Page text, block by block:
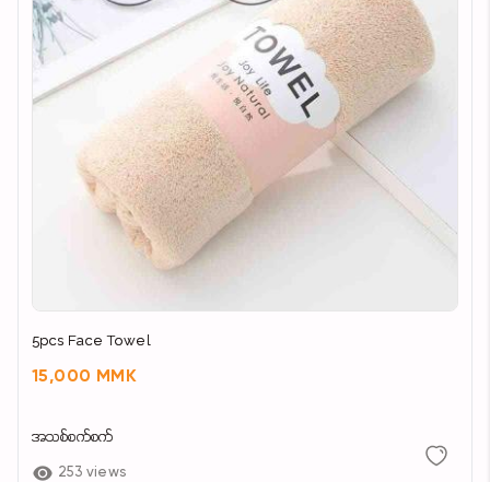
5pcs Face Towel
15,000 MMK
အသစ်စက်စက်
253 views